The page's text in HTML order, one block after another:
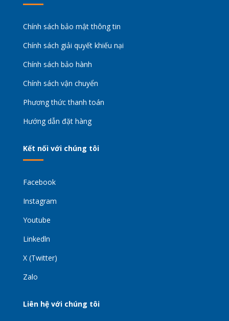
Chính sách bảo mật thông tin
Chính sách giải quyết khiếu nại
Chính sách bảo hành
Chính sách vận chuyển
Phương thức thanh toán
Hướng dẫn đặt hàng
Kết nối với chúng tôi
Facebook
Instagram
Youtube
Linkedln
X (Twitter)
Zalo
Liên hệ với chúng tôi